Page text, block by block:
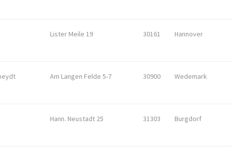
Lister Meile 19 30161 Hannover
Am Langen Felde 5-7 30900 Wedemark
Hann. Neustadt 25 31303 Burgdorf